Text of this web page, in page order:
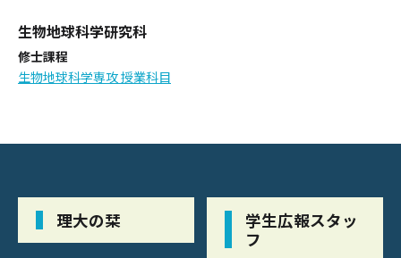
生物地球科学研究科
修士課程
生物地球科学専攻 授業科目
理大の栞
学生広報スタッ
フ